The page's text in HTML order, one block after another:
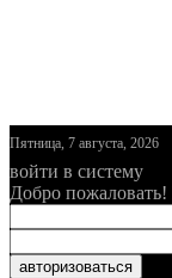
Пятница, 7 августа, 2026
войти в систему
Добро